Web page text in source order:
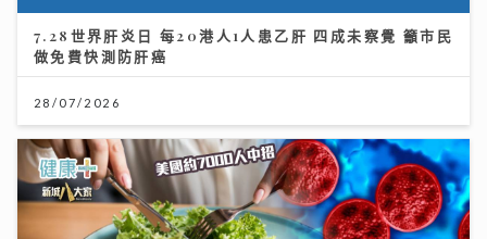
7.28世界肝炎日 每20港人1人患乙肝 四成未察覺 籲市民
做免費快測防肝癌
28/07/2026